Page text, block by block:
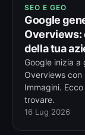
SEO E GEO
Google
Overviews:
della tua
Google inizia a
Overviews con
Immagini.
trovare.
16 Lug 2026